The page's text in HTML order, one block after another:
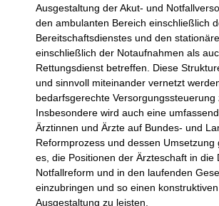
Ausgestaltung der Akut- und
den ambulanten Bereich einschließlich
Bereitschaftsdienstes und den
einschließlich der Notaufnahmen als
Rettungsdienst betreffen. Diese
und sinnvoll miteinander vernetzt
bedarfsgerechte Versorgungssteuerung
Insbesondere wird auch eine
Ärztinnen und Ärzte auf Bundes- und
Reformprozess und dessen Umsetzung
es, die Positionen der Ärzteschaft in die
Notfallreform und in den laufenden
einzubringen und so einen
Ausgestaltung zu leisten.